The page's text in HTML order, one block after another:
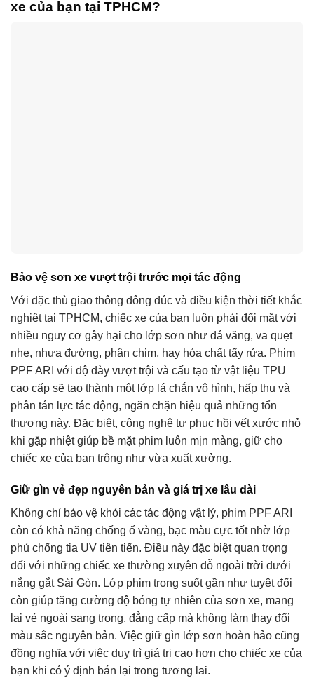
xe của bạn tại TPHCM?
Bảo vệ sơn xe vượt trội trước mọi tác động
Với đặc thù giao thông đông đúc và điều kiện thời tiết khắc
nghiệt tại TPHCM, chiếc xe của bạn luôn phải đối mặt với
nhiều nguy cơ gây hại cho lớp sơn như đá văng, va quẹt
nhẹ, nhựa đường, phân chim, hay hóa chất tẩy rửa. Phim
PPF ARI với độ dày vượt trội và cấu tạo từ vật liệu TPU
cao cấp sẽ tạo thành một lớp lá chắn vô hình, hấp thụ và
phân tán lực tác động, ngăn chặn hiệu quả những tổn
thương này. Đặc biệt, công nghệ tự phục hồi vết xước nhỏ
khi gặp nhiệt giúp bề mặt phim luôn mịn màng, giữ cho
chiếc xe của bạn trông như vừa xuất xưởng.
Giữ gìn vẻ đẹp nguyên bản và giá trị xe lâu dài
Không chỉ bảo vệ khỏi các tác động vật lý, phim PPF ARI
còn có khả năng chống ố vàng, bạc màu cực tốt nhờ lớp
phủ chống tia UV tiên tiến. Điều này đặc biệt quan trọng
đối với những chiếc xe thường xuyên đỗ ngoài trời dưới
nắng gắt Sài Gòn. Lớp phim trong suốt gần như tuyệt đối
còn giúp tăng cường độ bóng tự nhiên của sơn xe, mang
lại vẻ ngoài sang trọng, đẳng cấp mà không làm thay đổi
màu sắc nguyên bản. Việc giữ gìn lớp sơn hoàn hảo cũng
đồng nghĩa với việc duy trì giá trị cao hơn cho chiếc xe của
bạn khi có ý định bán lại trong tương lai.